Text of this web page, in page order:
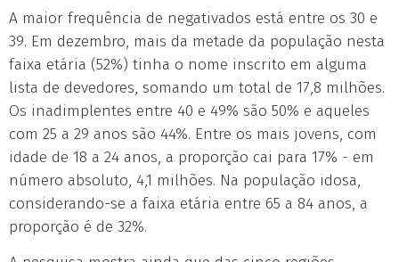
A maior frequência de negativados está entre os 30 e
39. Em dezembro, mais da metade da população nesta
faixa etária (52%) tinha o nome inscrito em alguma
lista de devedores, somando um total de 17,8 milhões.
Os inadimplentes entre 40 e 49% são 50% e aqueles
com 25 a 29 anos são 44%. Entre os mais jovens, com
idade de 18 a 24 anos, a proporção cai para 17% - em
número absoluto, 4,1 milhões. Na população idosa,
considerando-se a faixa etária entre 65 a 84 anos, a
proporção é de 32%.